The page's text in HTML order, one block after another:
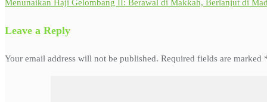
Menunaikan Haji Gelombang II: Berawal di Makkah, Berlanjut di
Leave a Reply
Your email address will not be published. Required fields are marked